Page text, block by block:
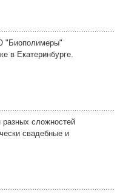
"Биополимеры"
в Екатеринбурге.
разных сложностей
свадебные и